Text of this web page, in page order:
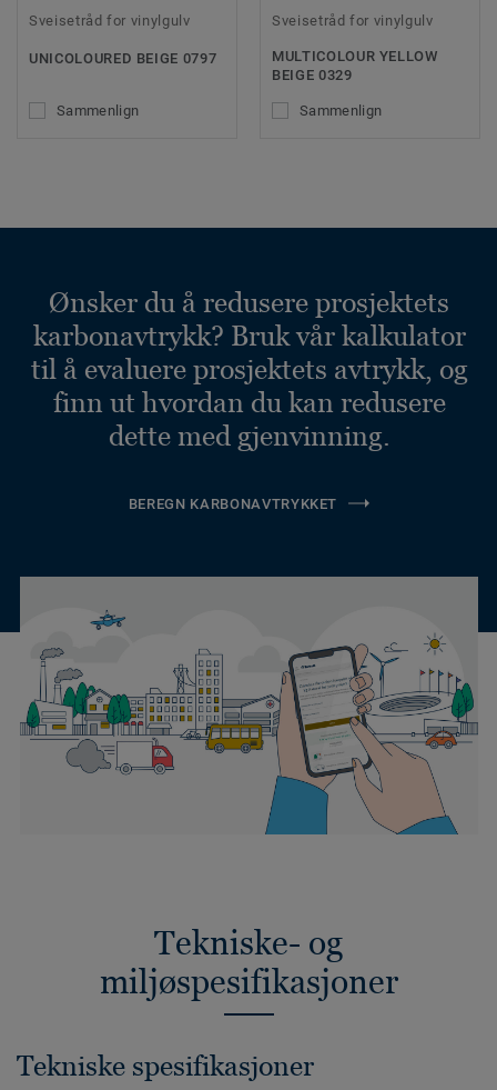
Sveisetråd for vinylgulv
UNICOLOURED BEIGE 0797
Sammenlign
Sveisetråd for vinylgulv
MULTICOLOUR YELLOW
BEIGE 0329
Sammenlign
Ønsker du å redusere prosjektets
karbonavtrykk? Bruk vår kalkulator
til å evaluere prosjektets avtrykk, og
finn ut hvordan du kan redusere
dette med gjenvinning.
BEREGN KARBONAVTRYKKET
Tekniske- og
miljøspesifikasjoner
Tekniske spesifikasjoner